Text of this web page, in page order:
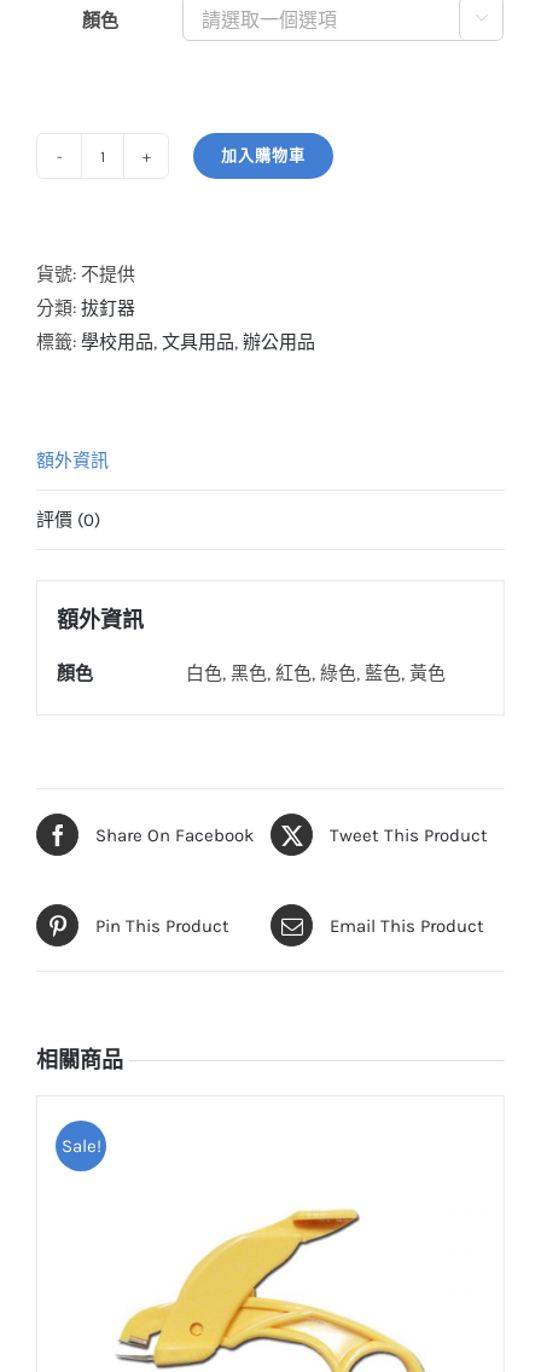
顏色 
(大)
數
量
加入購物車
貨號: 不提供
分類: 拔釘器
標籤: 學校用品, 文具用品, 辦公用品
額外資訊
評價 (0)
額外資訊
顏色 白色, 黑色, 紅色, 綠色, 藍色, 黃色
Share On Facebook Tweet This Product
Pin This Product Email This Product
相關商品
Sale!